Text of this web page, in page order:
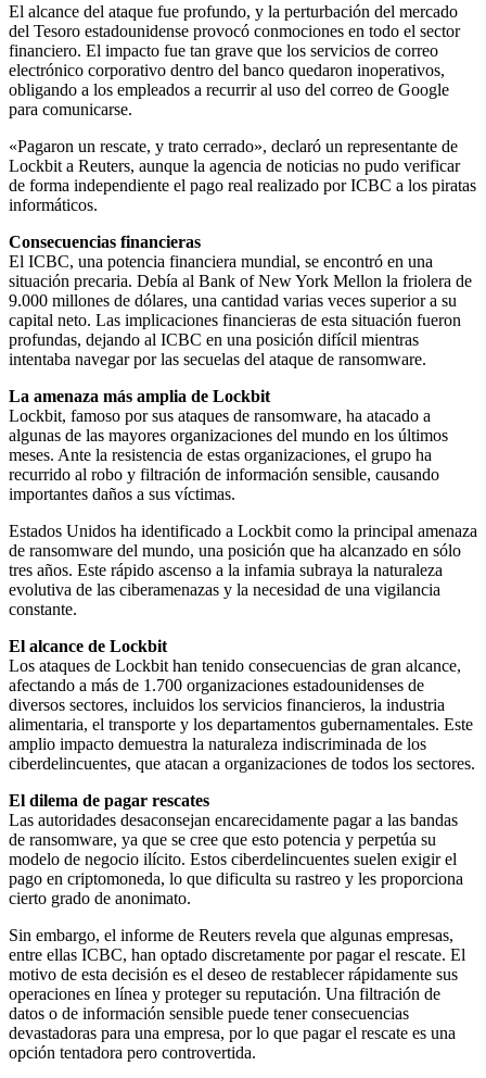
El alcance del ataque fue profundo, y la perturbación del mercado
del Tesoro estadounidense provocó conmociones en todo el sector
financiero. El impacto fue tan grave que los servicios de correo
electrónico corporativo dentro del banco quedaron inoperativos,
obligando a los empleados a recurrir al uso del correo de Google
para comunicarse.
«Pagaron un rescate, y trato cerrado», declaró un representante de
Lockbit a Reuters, aunque la agencia de noticias no pudo verificar
de forma independiente el pago real realizado por ICBC a los piratas
informáticos.
Consecuencias financieras
El ICBC, una potencia financiera mundial, se encontró en una
situación precaria. Debía al Bank of New York Mellon la friolera de
9.000 millones de dólares, una cantidad varias veces superior a su
capital neto. Las implicaciones financieras de esta situación fueron
profundas, dejando al ICBC en una posición difícil mientras
intentaba navegar por las secuelas del ataque de ransomware.
La amenaza más amplia de Lockbit
Lockbit, famoso por sus ataques de ransomware, ha atacado a
algunas de las mayores organizaciones del mundo en los últimos
meses. Ante la resistencia de estas organizaciones, el grupo ha
recurrido al robo y filtración de información sensible, causando
importantes daños a sus víctimas.
Estados Unidos ha identificado a Lockbit como la principal amenaza
de ransomware del mundo, una posición que ha alcanzado en sólo
tres años. Este rápido ascenso a la infamia subraya la naturaleza
evolutiva de las ciberamenazas y la necesidad de una vigilancia
constante.
El alcance de Lockbit
Los ataques de Lockbit han tenido consecuencias de gran alcance,
afectando a más de 1.700 organizaciones estadounidenses de
diversos sectores, incluidos los servicios financieros, la industria
alimentaria, el transporte y los departamentos gubernamentales. Este
amplio impacto demuestra la naturaleza indiscriminada de los
ciberdelincuentes, que atacan a organizaciones de todos los sectores.
El dilema de pagar rescates
Las autoridades desaconsejan encarecidamente pagar a las bandas
de ransomware, ya que se cree que esto potencia y perpetúa su
modelo de negocio ilícito. Estos ciberdelincuentes suelen exigir el
pago en criptomoneda, lo que dificulta su rastreo y les proporciona
cierto grado de anonimato.
Sin embargo, el informe de Reuters revela que algunas empresas,
entre ellas ICBC, han optado discretamente por pagar el rescate. El
motivo de esta decisión es el deseo de restablecer rápidamente sus
operaciones en línea y proteger su reputación. Una filtración de
datos o de información sensible puede tener consecuencias
devastadoras para una empresa, por lo que pagar el rescate es una
opción tentadora pero controvertida.